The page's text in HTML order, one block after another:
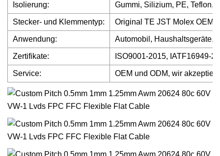
Isolierung: Gummi, Silizium, PE, Teflon,
Stecker- und Klemmentyp: Original TE JST Molex OEM
Anwendung: Automobil, Haushaltsgeräte,
Zertifikate: ISO9001-2015, IATF16949-
Service: OEM und ODM, wir